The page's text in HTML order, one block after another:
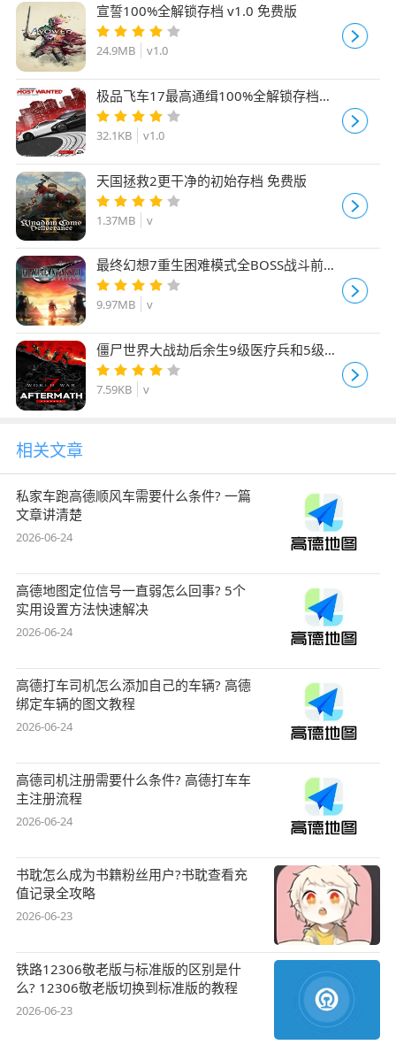
宣誓100%全解锁存档 v1.0 免费版
24.9MB v1.0
极品飞车17最高通缉100%全解锁存档
v1.0 免费版
32.1KB v1.0
天国拯救2更干净的初始存档 免费版
1.37MB v
最终幻想7重生困难模式全BOSS战斗前存
档 免费版
9.97MB v
僵尸世界大战劫后余生9级医疗兵和5级枪
手存档 免费版
7.59KB v
相关文章
私家车跑高德顺风车需要什么条件? 一篇
文章讲清楚
2026-06-24
高德地图定位信号一直弱怎么回事? 5个
实用设置方法快速解决
2026-06-24
高德打车司机怎么添加自己的车辆? 高德
绑定车辆的图文教程
2026-06-24
高德司机注册需要什么条件? 高德打车车
主注册流程
2026-06-24
书耽怎么成为书籍粉丝用户?书耽查看充
值记录全攻略
2026-06-23
铁路12306敬老版与标准版的区别是什
么? 12306敬老版切换到标准版的教程
2026-06-23